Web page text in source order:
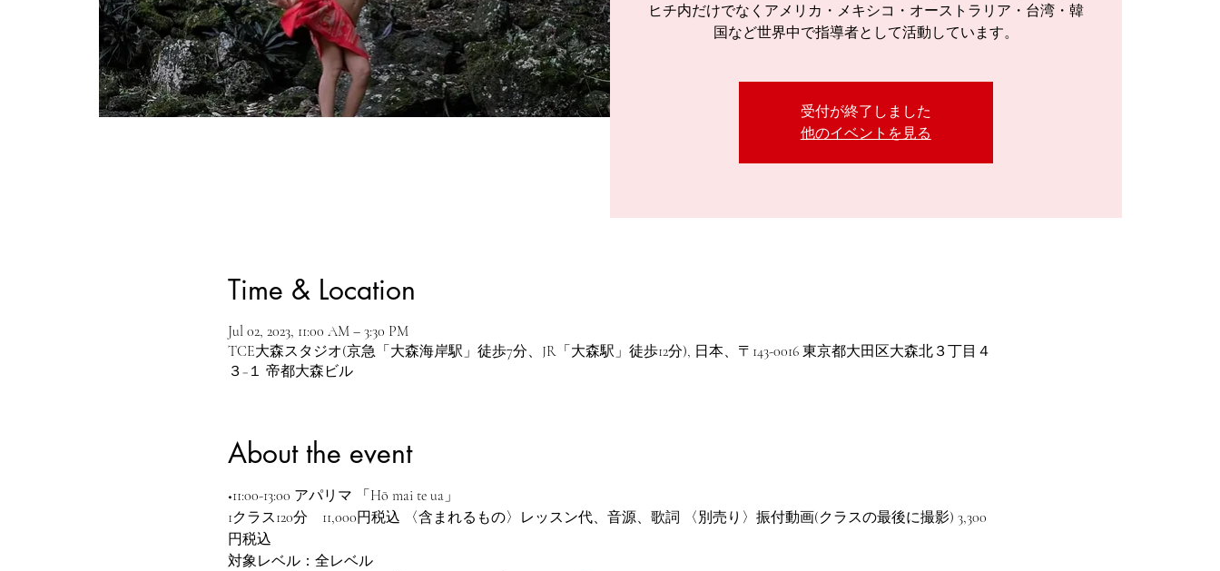
ヒチ内だけでなくアメリカ・メキシコ・オーストラリア・台湾・韓
国など世界中で指導者として活動しています。
受付が終了しました
他のイベントを見る
Time & Location
Jul 02, 2023, 11:00 AM – 3:30 PM
TCE大森スタジオ(京急「大森海岸駅」徒歩7分、JR「大森駅」徒歩12分), 日本、〒143-0016 東京都大田区大森北３丁目４
３−１ 帝都大森ビル
About the event
◆11:00-13:00 アパリマ 「Hō mai te ua」
1クラス120分　11,000円税込 〈含まれるもの〉レッスン代、音源、歌詞 〈別売り〉振付動画(クラスの最後に撮影) 3,300
円税込
対象レベル：全レベル